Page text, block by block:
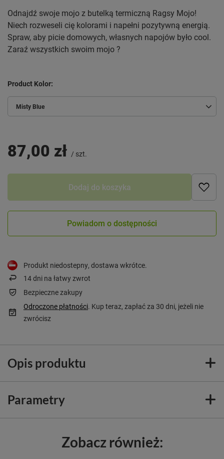
Odnajdź swoje mojo z butelką termiczną Ragsy Mojo!
Niech rozweseli cię kolorami i napełni pozytywną energią.
Spraw, aby picie domowych, własnych napojów było cool.
Zaraź wszystkich swoim mojo ?
Product Kolor
Misty Blue
87,00 zł / szt.
Dodaj do koszyka
Powiadom o dostępności
Produkt niedostepny, dostawa wkrótce
14dni na łatwy zwrot
Bezpieczne zakupy
Odroczone płatności. Kup teraz, zapłać za 30 dni, jeżeli nie
zwrócisz
Opis produktu
Parametry
Zobacz również: